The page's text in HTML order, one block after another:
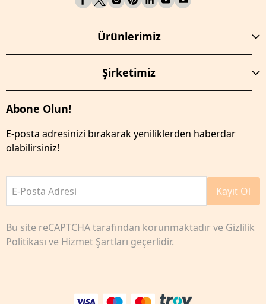
Ürünlerimiz
Şirketimiz
Abone Olun!
E-posta adresinizi bırakarak yeniliklerden haberdar
olabilirsiniz!
E-Posta Adresi Kayıt Ol
Bu site reCAPTCHA tarafından korunmaktadır ve Gizlilik
Politikası ve Hizmet Şartları geçerlidir.